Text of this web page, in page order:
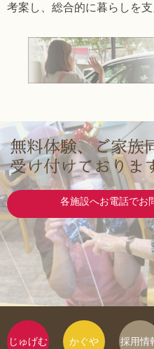
考案し、総合的に暮らしを
各施設へお電話でお
じゅげむ かぐや 採用情